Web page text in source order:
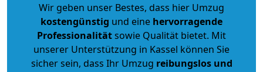
Wir geben unser Bestes, dass hier Umzug
kostengünstig und eine hervorragende
Professionalitätsowie Qualität bietet. Mit
unserer Unterstützung in Kassel können Sie
sicher sein, dass Ihr Umzug reibungslos und